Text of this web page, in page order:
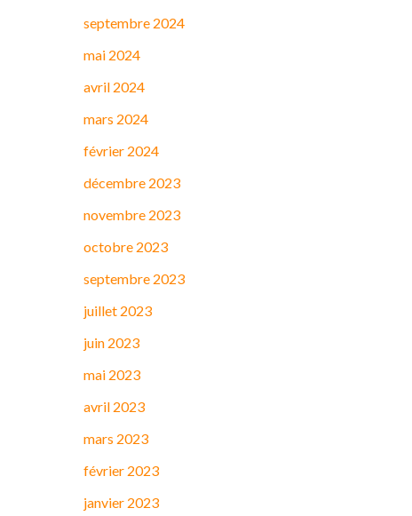
septembre 2024
mai 2024
avril 2024
mars 2024
février 2024
décembre 2023
novembre 2023
octobre 2023
septembre 2023
juillet 2023
juin 2023
mai 2023
avril 2023
mars 2023
février 2023
janvier 2023